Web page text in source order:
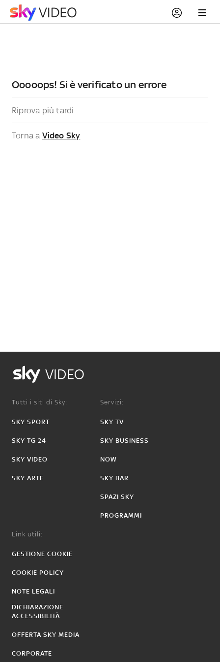
Ooooops! Si è verificato un errore
Riprova più tardi
Torna a Video Sky
VIDEO
Tutti i siti di Sky:
SKY SPORT
SKY TG 24
SKY VIDEO
SKY ARTE
Servizi:
SKY TV
SKY BUSINESS
NOW
SKY BAR
SPAZI SKY
PROGRAMMI
Link utili:
GESTIONE COOKIE
COOKIE POLICY
NOTE LEGALI
DICHIARAZIONE
ACCESSIBILITÀ
OFFERTA SKY MEDIA
CORPORATE